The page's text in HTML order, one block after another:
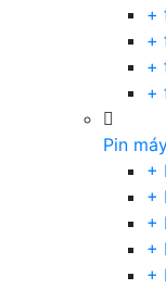
+
+
+
+
Pin
+
+
+
+
+